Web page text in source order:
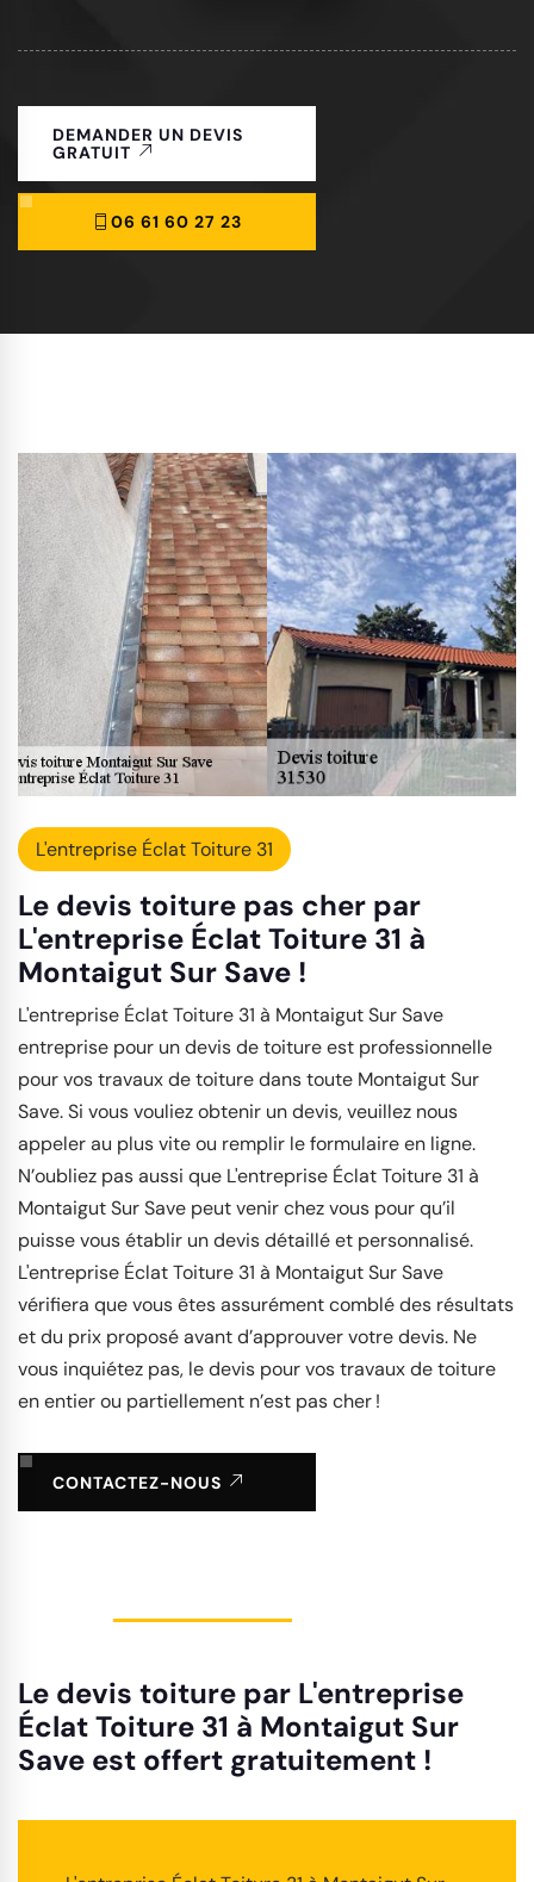
DEMANDER UN DEVIS
GRATUIT
06 61 60 27 23
L'entreprise Éclat Toiture 31
Le devis toiture pas cher par
L'entreprise Éclat Toiture 31 à
Montaigut Sur Save !
L'entreprise Éclat Toiture 31 à Montaigut Sur Save
entreprise pour un devis de toiture est professionnelle
pour vos travaux de toiture dans toute Montaigut Sur
Save. Si vous vouliez obtenir un devis, veuillez nous
appeler au plus vite ou remplir le formulaire en ligne.
N’oubliez pas aussi que L'entreprise Éclat Toiture 31 à
Montaigut Sur Save peut venir chez vous pour qu’il
puisse vous établir un devis détaillé et personnalisé.
L'entreprise Éclat Toiture 31 à Montaigut Sur Save
vérifiera que vous êtes assurément comblé des résultats
et du prix proposé avant d’approuver votre devis. Ne
vous inquiétez pas, le devis pour vos travaux de toiture
en entier ou partiellement n’est pas cher !
CONTACTEZ-NOUS
Le devis toiture par L'entreprise
Éclat Toiture 31 à Montaigut Sur
Save est offert gratuitement !